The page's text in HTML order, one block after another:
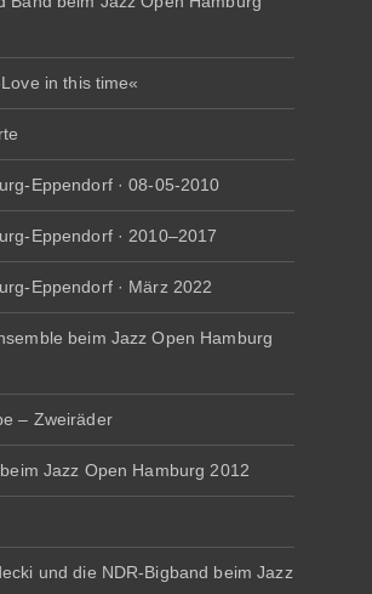
in this time«
Eppendorf · 08-05-2010
Eppendorf · 2010–2017
Eppendorf · März 2022
beim Jazz Open Hamburg
– Zweiräder
Jazz Open Hamburg 2012
und die NDR-Bigband beim Jazz